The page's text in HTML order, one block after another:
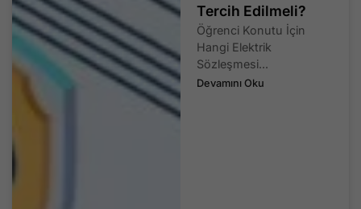
Tercih Edilmeli?
Öğrenci Konutu İçin
Hangi Elektrik
Sözleşmesi...
Devamını Oku